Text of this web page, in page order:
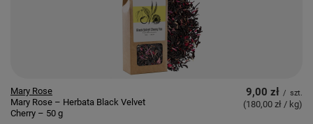
Mary Rose
Mary Rose – Herbata Black Velvet
Cherry – 50 g
9,00 zł / szt.
(180,00 zł / kg)